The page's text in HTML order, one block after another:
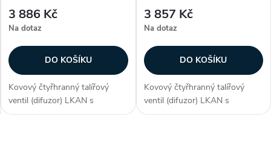
3 886 Kč
Na dotaz
DO KOŠÍKU
Kovový čtyřhranný talířový
ventil (difuzor) LKAN s
průměrem připojení 400 mm. S
3 857 Kč
Na dotaz
DO KOŠÍKU
Kovový čtyřhranný talířový
ventil (difuzor) LKAN s
průměrem připojení 400 mm. S